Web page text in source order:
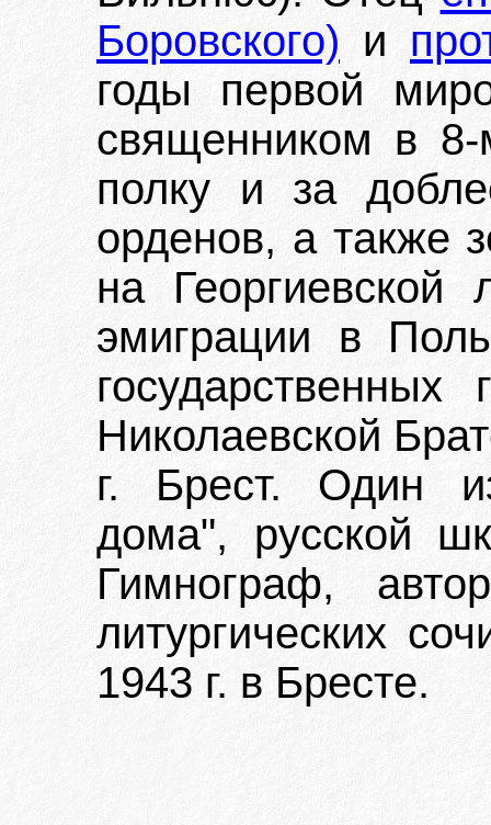
Боровского) и
годы первой
священником в
полку и за
орденов, а также
на
эмиграции в
Николаевской
г. Брест. Один
дома", русской
Гимнограф,
литургических
1943 г. в Бресте.